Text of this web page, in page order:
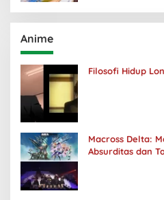
Anime
Filosofi Hidup
Macross Delta:
Absurditas dan